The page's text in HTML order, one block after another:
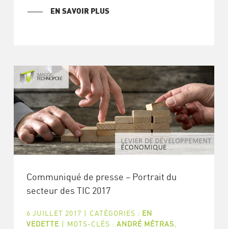
EN SAVOIR PLUS
Communiqué de presse – Portrait du
secteur des TIC 2017
6 JUILLET 2017 | CATÉGORIES : EN
VEDETTE | MOTS-CLÉS : ANDRÉ MÉTRAS